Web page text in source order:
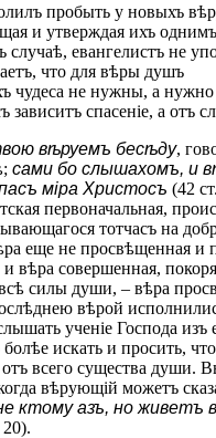
пробыть у новыхъ
и утверждая ихъ
случаѣ, евангелистъ не
что для вѣры душъ
чудеса не нужны, а нужно
зависитъ спасеніе, а отъ
вѣруемъ бесѣду,
сами бо слышахомъ, и
міра Христосъ (42
первоначальная,
тотчасъ на
еще не просвѣщенная и
и вѣра совершенная,
силы души, – вѣра
вѣрой
ученіе Господа изъ
искать и просить,
всего существа души.
вѣрующій можетъ
ктому азъ, но живетъ